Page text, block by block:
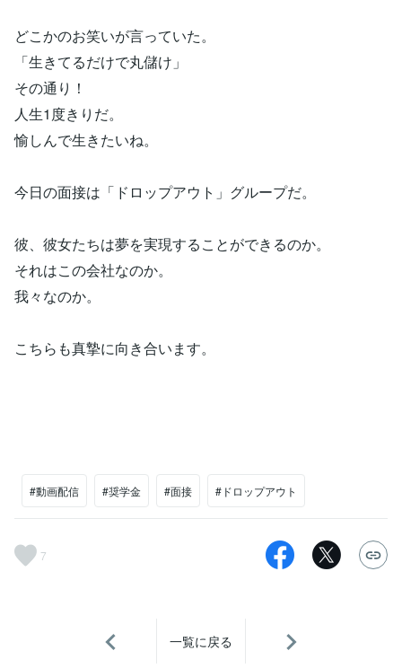
どこかのお笑いが言っていた。
「生きてるだけで丸儲け」
その通り！
人生1度きりだ。
愉しんで生きたいね。
今日の面接は「ドロップアウト」グループだ。
彼、彼女たちは夢を実現することができるのか。
それはこの会社なのか。
我々なのか。
こちらも真摯に向き合います。
#動画配信 #奨学金 #面接 #ドロップアウト
7
一覧に戻る